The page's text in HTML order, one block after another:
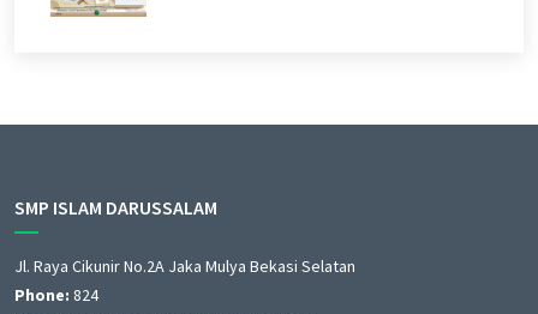
SMP ISLAM DARUSSALAM
Jl. Raya Cikunir No.2A Jaka Mulya Bekasi Selatan
Phone: 824